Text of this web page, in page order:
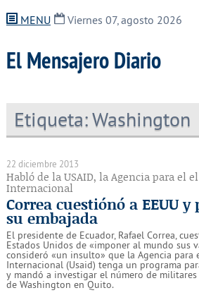
MENU Viernes 07, agosto 2026
El Mensajero Diario
Etiqueta:Washington
22 diciembre 2013
Habló de la USAID, la Agencia para el
Internacional
Correa cuestiónó a EEUU
su embajada
El presidente de Ecuador, Rafael Correa,
Estados Unidos de «imponer al mundo sus
consideró «un insulto» que la Agencia para
Internacional (Usaid) tenga un programa
y mandó a investigar el número de
de Washington en Quito.